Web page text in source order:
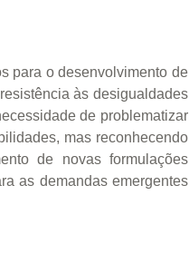
para o desenvolvimento de
às desigualdades
de problematizar
mas reconhecendo
de novas formulações
as demandas emergentes